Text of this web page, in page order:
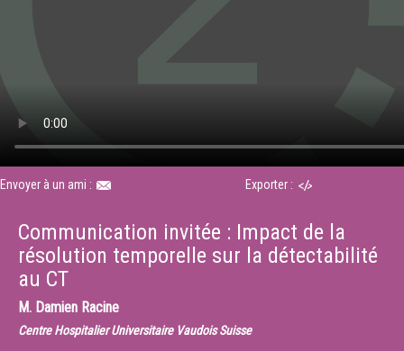
Envoyer à un ami : Exporter :
Communication invitée : Impact de la
résolution temporelle sur la détectabilité
au CT
M. Damien Racine
Centre Hospitalier Universitaire Vaudois Suisse